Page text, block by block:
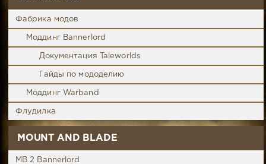
Фабрика модов
Моддинг Bannerlord
Документация Taleworlds
Гайды по мододелию
Моддинг Warband
Флудилка
MOUNT AND BLADE
MB 2 Bannerlord